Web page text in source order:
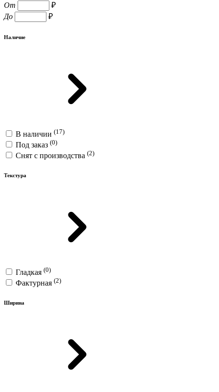
От
₽
До
₽
Наличие
В наличии (17)
Под заказ (0)
Снят с производства (2)
Текстура
Гладкая (0)
Фактурная (2)
Ширина